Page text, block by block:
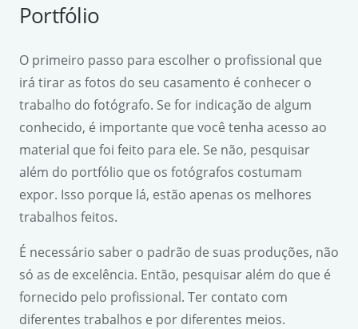
Portfólio
O primeiro passo para escolher o profissional que
irá tirar as fotos do seu casamento é conhecer o
trabalho do fotógrafo. Se for indicação de algum
conhecido, é importante que você tenha acesso ao
material que foi feito para ele. Se não, pesquisar
além do portfólio que os fotógrafos costumam
expor. Isso porque lá, estão apenas os melhores
trabalhos feitos.
É necessário saber o padrão de suas produções, não
só as de excelência. Então, pesquisar além do que é
fornecido pelo profissional. Ter contato com
diferentes trabalhos e por diferentes meios.